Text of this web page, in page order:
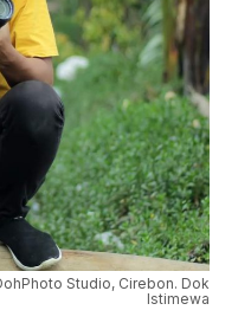
Studio, Cirebon. Dok
Istimewa